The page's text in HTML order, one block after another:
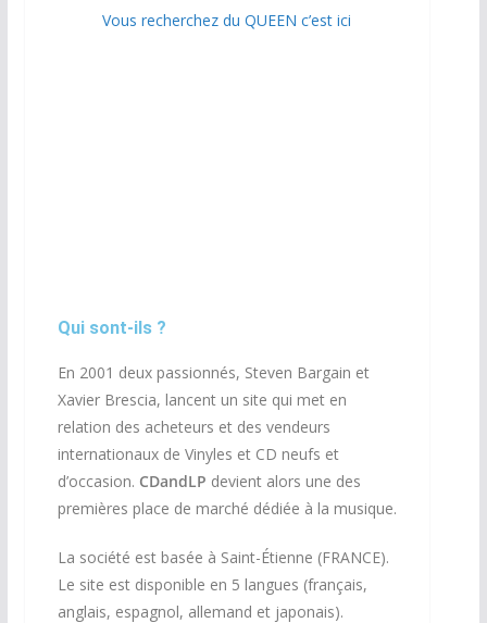
Vous recherchez du QUEEN c’est ici
Qui sont-ils ?
En 2001 deux passionnés, Steven Bargain et
Xavier Brescia, lancent un site qui met en
relation des acheteurs et des vendeurs
internationaux de Vinyles et CD neufs et
d’occasion. CDandLP devient alors une des
premières place de marché dédiée à la musique.
La société est basée à Saint-Étienne (FRANCE).
Le site est disponible en 5 langues (français,
anglais, espagnol, allemand et japonais).